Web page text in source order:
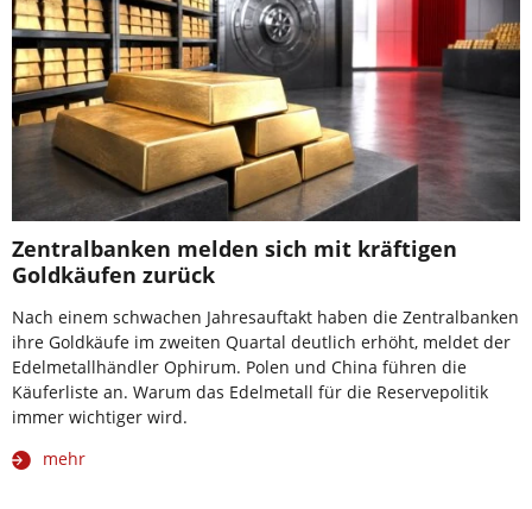
Zentralbanken melden sich mit kräftigen
Goldkäufen zurück
Nach einem schwachen Jahresauftakt haben die Zentralbanken
ihre Goldkäufe im zweiten Quartal deutlich erhöht, meldet der
Edelmetallhändler Ophirum. Polen und China führen die
Käuferliste an. Warum das Edelmetall für die Reservepolitik
immer wichtiger wird.
mehr